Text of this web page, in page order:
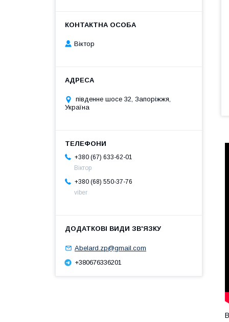
Віктор
південне шосе 32, Запоріжжя,
Україна
+380 (67) 633-62-01
Віктор
+380 (68) 550-37-76
viber
Abelard.zp@gmail.com
+380676336201